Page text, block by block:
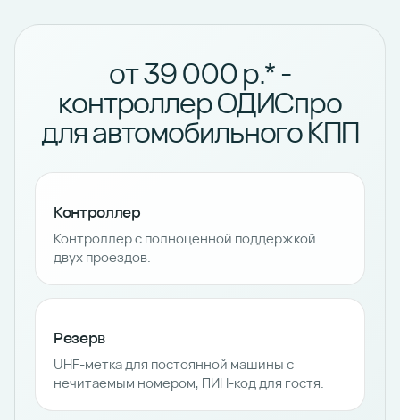
от 39 000 р.* -
контроллер ОДИСпро
для автомобильного КПП
Контроллер
Контроллер с полноценной поддержкой
двух проездов.
Резерв
UHF-метка для постоянной машины с
нечитаемым номером, ПИН-код для гостя.